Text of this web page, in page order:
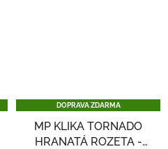
DOPRAVA ZDARMA
MP KLIKA TORNADO
HRANATÁ ROZETA -